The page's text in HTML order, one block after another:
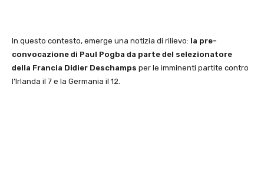
In questo contesto, emerge una notizia di rilievo: la pre-
convocazione di Paul Pogba da parte del selezionatore
della Francia Didier Deschamps per le imminenti partite contro
l’Irlanda il 7 e la Germania il 12.